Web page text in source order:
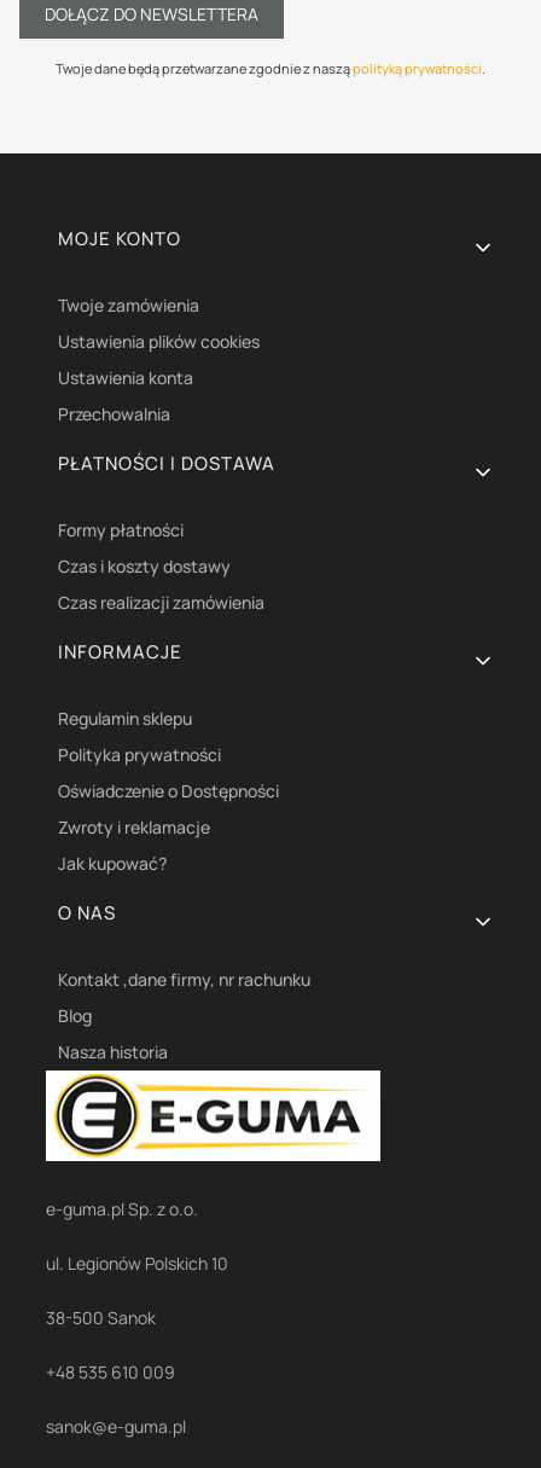
DOŁĄCZ DO NEWSLETTERA
Twoje dane będą przetwarzane zgodnie z nasząpolityką prywatności
Linki w stopce
MOJE KONTO
Twoje zamówienia
Ustawienia plików cookies
Ustawienia konta
Przechowalnia
PŁATNOŚCI I DOSTAWA
Formy płatności
Czas i koszty dostawy
Czas realizacji zamówienia
INFORMACJE
Regulamin sklepu
Polityka prywatności
Oświadczenie o Dostępności
Zwroty i reklamacje
Jak kupować?
O NAS
Kontakt ,dane firmy, nr rachunku
Blog
Nasza historia
e-guma.pl Sp. z o.o.
ul. Legionów Polskich 10
38-500 Sanok
+48 535 610 009
sanok@e-guma.pl